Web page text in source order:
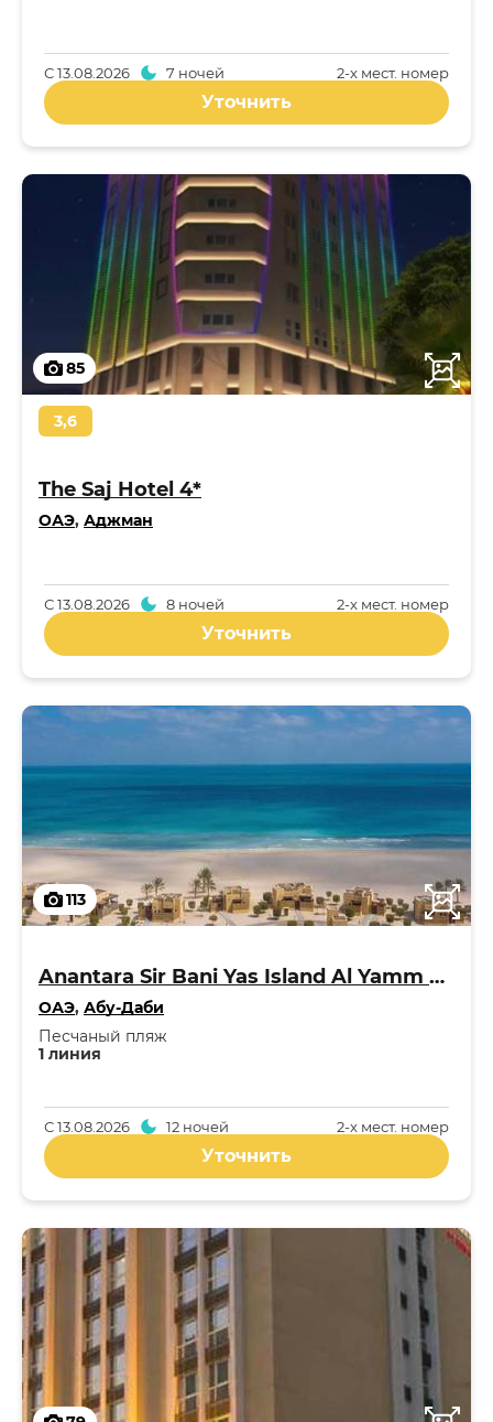
2-x мест. номер
С13.08.2026 7 ночей
Уточнить
85
3,6
The Saj Hotel 4*
ОАЭ, Аджман
2-x мест. номер
С13.08.2026 8 ночей
Уточнить
113
Anantara Sir Bani Yas Island Al Yamm Villa Resort 5*
ОАЭ, Абу-Даби
1 линия
Песчаный пляж
2-x мест. номер
С13.08.2026 12 ночей
Уточнить